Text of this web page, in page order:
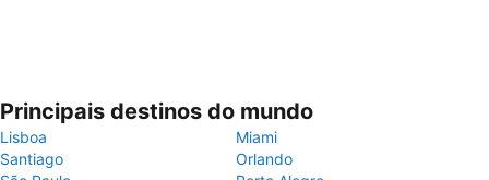
Principais destinos do mundo
Lisboa
Miami
Santiago
Orlando